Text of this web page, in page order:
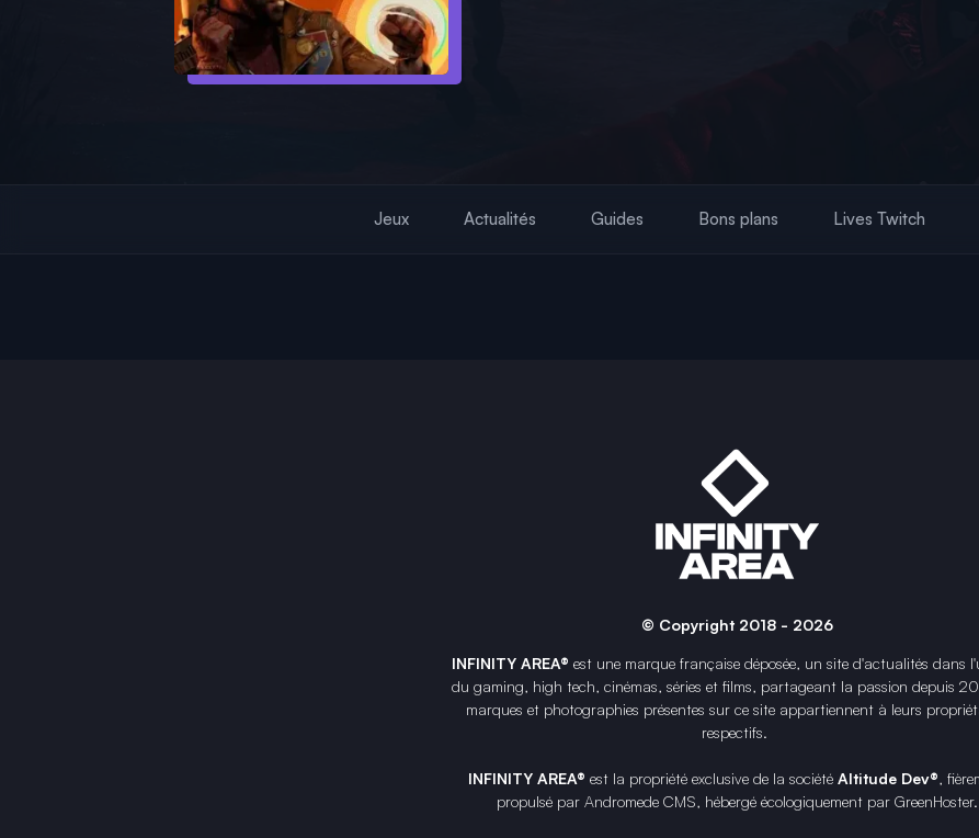
Jeux Actualités Guides Bons plans Lives Twitch
© Copyright 2018 - 2026
INFINITY AREA® est une marque françaisedéposée, un site d'actualités dans
du gaming, high tech, cinémas, séries et films, partageant la passion depuis
marques et photographies présentes sur ce site appartiennent à leurs
respectifs.
INFINITY AREA® est la propriété exclusive de la société Altitude Dev®,
propulsé par Andromede CMS, hébergé écologiquement par GreenHoster.